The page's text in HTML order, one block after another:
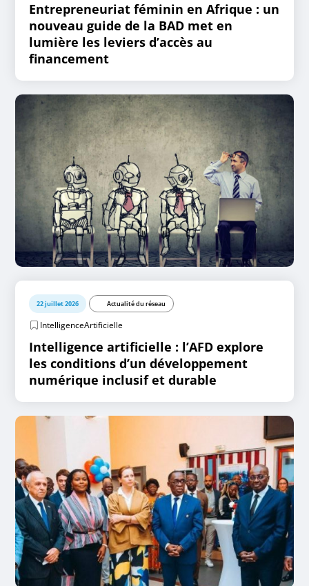
Entrepreneuriat féminin en Afrique : un
nouveau guide de la BAD met en
lumière les leviers d’accès au
financement
22 juillet 2026 Actualité du réseau
IntelligenceArtificielle
Intelligence artificielle : l’AFD explore
les conditions d’un développement
numérique inclusif et durable